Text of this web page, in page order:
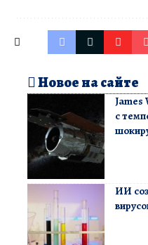
Новое на сайте
James
с
ИИ